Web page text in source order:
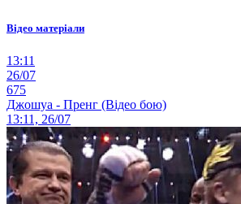
Відео матеріали
13:11
26/07
675
Джошуа - Пренг (Відео бою)
13:11, 26/07